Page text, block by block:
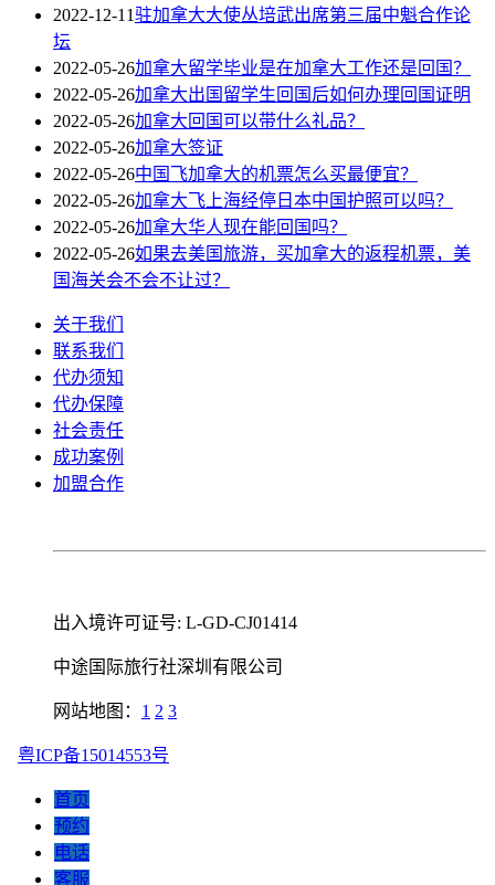
2022-12-11驻加拿大大使丛培武出席第三届中魁合作论
坛
2022-05-26加拿大留学毕业是在加拿大工作还是回国？
2022-05-26加拿大出国留学生回国后如何办理回国证明
2022-05-26加拿大回国可以带什么礼品？
2022-05-26加拿大签证
2022-05-26中国飞加拿大的机票怎么买最便宜？
2022-05-26加拿大飞上海经停日本中国护照可以吗？
2022-05-26加拿大华人现在能回国吗？
2022-05-26如果去美国旅游，买加拿大的返程机票，美
国海关会不会不让过？
关于我们
联系我们
代办须知
代办保障
社会责任
成功案例
加盟合作
出入境许可证号: L-GD-CJ01414
中途国际旅行社深圳有限公司
网站地图： 1 2 3
粤ICP备15014553号
首页
预约
电话
客服